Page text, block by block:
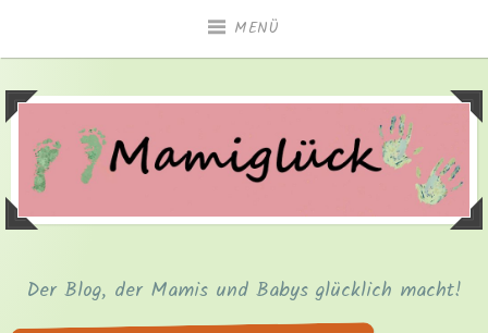
MENÜ
Der Blog, der Mamis und Babys glücklich macht!